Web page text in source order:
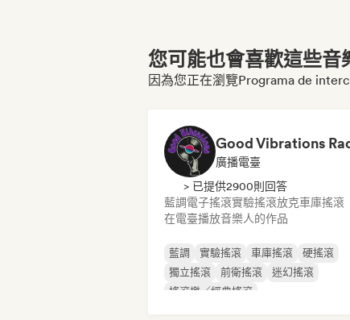
您可能也會喜歡這些音
因為您正在瀏覽Programa de
Good Vibrations
廣播電臺
> 已提供2900則回答
藍調電子搖滾實驗搖滾放克車庫搖滾
在電臺播放音樂人的作品
藍調 實驗搖滾 車庫搖滾
硬搖滾
獨立搖滾
前衛搖滾
迷幻搖滾
搖滾樂／經典搖滾